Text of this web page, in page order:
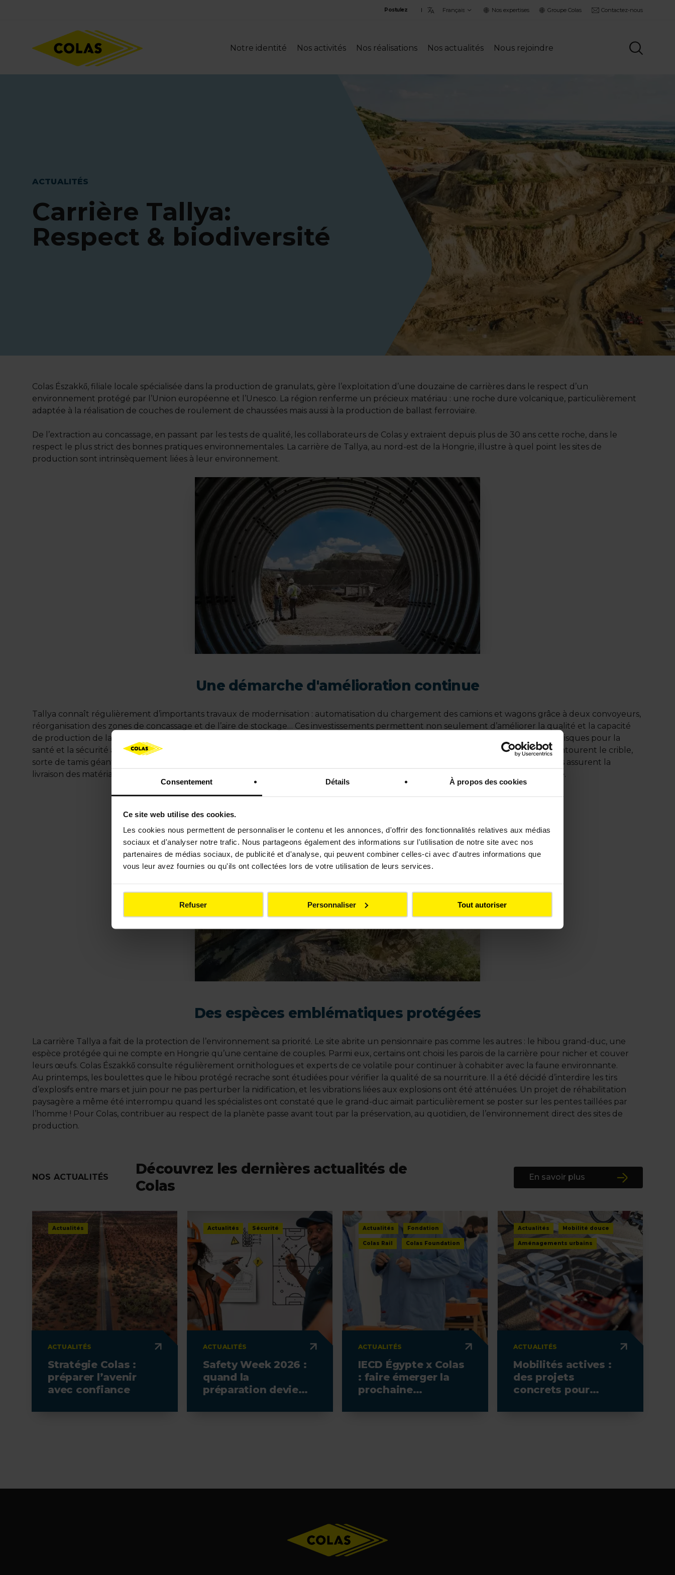
Consentement Détails À propos des cookies
Ce site web utilise des cookies.
Les cookies nous permettent de personnaliser le contenu et les annonces, d'offrir des fonctionnalités relatives aux médias
sociaux et d'analyser notre trafic. Nous partageons également des informations sur l'utilisation de notre site avec nos
partenaires de médias sociaux, de publicité et d'analyse, qui peuvent combiner celles-ci avec d'autres informations que
vous leur avez fournies ou qu'ils ont collectées lors de votre utilisation de leurs services.
Refuser Personnaliser Tout autoriser
Postulez
language
Nos expertises Groupe Colas Contactez-nous
Notre identité Nos activités Nos réalisations Nos actualités Nous rejoindre
ACTUALITÉS
Carrière Tallya:
Respect & biodiversité
Colas Északkő, filiale locale spécialisée dans la production de granulats, gère l’exploitation d’une douzaine de carrières dans le respect d’un
environnement protégé par l’Union européenne et l’Unesco. La région renferme un précieux matériau : une roche dure volcanique, particulièrement
adaptée à la réalisation de couches de roulement de chaussées mais aussi à la production de ballast ferroviaire.
De l’extraction au concassage, en passant par les tests de qualité, les collaborateurs de Colas y extraient depuis plus de 30 ans cette roche, dans le
respect le plus strict des bonnes pratiques environnementales. La carrière de Tallya, au nord-est de la Hongrie, illustre à quel point les sites de
production sont intrinsèquement liées à leur environnement.
Une démarche d'amélioration continue
Tallya connaît régulièrement d’importants travaux de modernisation : automatisation du chargement des camions et wagons grâce à deux convoyeurs,
réorganisation des zones de concassage et de l’aire de stockage… Ces investissements permettent non seulement d’améliorer la qualité et la capacité
de production de la carrière, mais aussi de réduire encore son impact environnemental (poussière, bruit, impact visuel), ainsi que les risques pour la
santé et la sécurité au travail. L’air comprimé a ainsi remplacé l’arrosage traditionnel pour limiter la poussière, et des murs antibruit entourent le crible,
sorte de tamis géant qui permet de trier les granulats par grosseur. Autre spécificité : Tallya est équipée de voies ferrées : les équipes assurent la
livraison des matériaux directement depuis l’aire de concassage par rail, ce qui contribue à limiter les émissions de gaz à effet de serre.
Des espèces emblématiques protégées
La carrière Tallya a fait de la protection de l’environnement sa priorité. Le site abrite un pensionnaire pas comme les autres : le hibou grand-duc, une
espèce protégée qui ne compte en Hongrie qu’une centaine de couples. Parmi eux, certains ont choisi les parois de la carrière pour nicher et couver
leurs œufs. Colas Északkő consulte régulièrement ornithologues et experts de ce volatile pour continuer à cohabiter avec la faune environnante.
Au printemps, les boulettes que le hibou protégé recrache sont étudiées pour vérifier la qualité de sa nourriture. Il a été décidé d’interdire les tirs
d’explosifs entre mars et juin pour ne pas perturber la nidification, et les vibrations liées aux explosions ont été atténuées. Un projet de réhabilitation
paysagère a même été interrompu quand les spécialistes ont constaté que le grand-duc aimait particulièrement se poster sur les pentes taillées par
l’homme ! Pour Colas, contribuer au respect de la planète passe avant tout par la préservation, au quotidien, de l’environnement direct des sites de
production.
NOS ACTUALITÉS
Découvrez les dernières actualités de
Colas
En savoir plus
Actualités
ACTUALITÉS
Stratégie Colas :
préparer l’avenir
avec confiance
Actualités Sécurité
ACTUALITÉS
Safety Week 2026 :
quand la
préparation devient
sécurité
Actualités Fondation
Colas Rail Colas Foundation
ACTUALITÉS
IECD Égypte x Colas
: faire émerger la
prochaine
professionnels de
Actualités Mobilité douce
Aménagements urbains
ACTUALITÉS
Mobilités actives :
des projets
concrets pour
territoires